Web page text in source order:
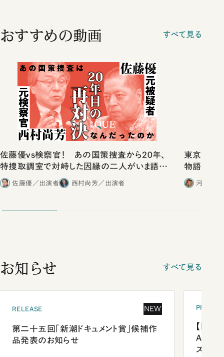
おすすめの動画 すべて見る
佐藤優vs検察官！ あの国策捜査から20年、
特捜取調室で対峙した因縁の二人がいま語り
合ったこと
佐藤優／出演者 西村尚芳／出演者
東京は都
物語」に
河野有
お知らせ すべて見る
RELEASE NEW
第二十五回「新潮ドキュメント賞」候補作
品発表のお知らせ
【「新
ズプレ